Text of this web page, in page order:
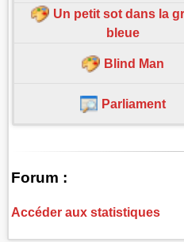
Un petit sot dans la
bleue
Blind Man
Parliament
Forum :
Accéder aux statistiques